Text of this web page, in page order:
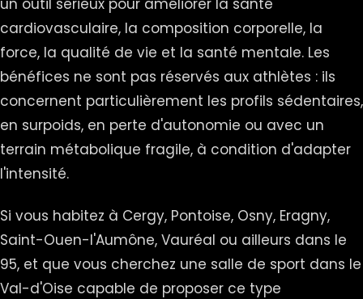
un outil sérieux pour améliorer la santé
cardiovasculaire, la composition corporelle, la
force, la qualité de vie et la santé mentale. Les
bénéfices ne sont pas réservés aux athlètes : ils
concernent particulièrement les profils sédentaires,
en surpoids, en perte d'autonomie ou avec un
terrain métabolique fragile, à condition d'adapter
l'intensité.
Si vous habitez à Cergy, Pontoise, Osny, Eragny,
Saint-Ouen-l'Aumône, Vauréal ou ailleurs dans le
95, et que vous cherchez une salle de sport dans le
Val-d'Oise capable de proposer ce type